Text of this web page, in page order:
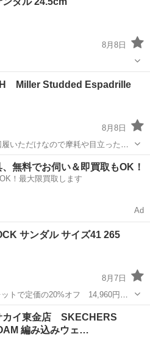
8月8日
Miller Studded Espadrille
8月8日
いただけなので摩耗や目立った汚
ーフなので、23.5cm前後の方にお
で$300以上したそうですので、円
靴 現地
無料でお伺い＆即買取もOK！
！最大限買取します
Ad
サンダル サイズ41 265
8月7日
トで定価の20%オフ 14,960円で
ズが合わなかった為に出品しま
トもなく、室内で試し履きしまし
駅 靴
カイ東金店 SKECHERS
編み込みウェ…